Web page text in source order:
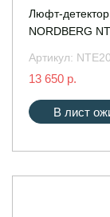
Люфт-детектор
NORDBERG
Артикул: NTE20
13 650 р.
В лист